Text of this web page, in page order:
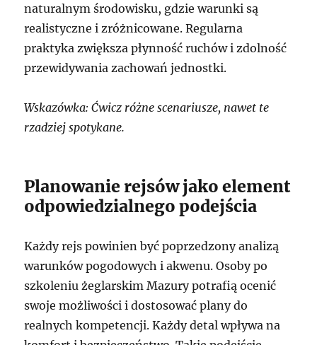
naturalnym środowisku, gdzie warunki są
realistyczne i zróżnicowane. Regularna
praktyka zwiększa płynność ruchów i zdolność
przewidywania zachowań jednostki.
Wskazówka: Ćwicz różne scenariusze, nawet te
rzadziej spotykane.
Planowanie rejsów jako element
odpowiedzialnego podejścia
Każdy rejs powinien być poprzedzony analizą
warunków pogodowych i akwenu. Osoby po
szkoleniu żeglarskim Mazury potrafią ocenić
swoje możliwości i dostosować plany do
realnych kompetencji. Każdy detal wpływa na